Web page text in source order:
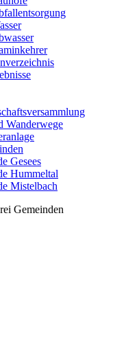
Wanderwege
Gesees
Hummeltal
Mistelbach